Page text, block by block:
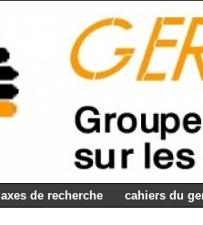
axes de recherche cahiers du